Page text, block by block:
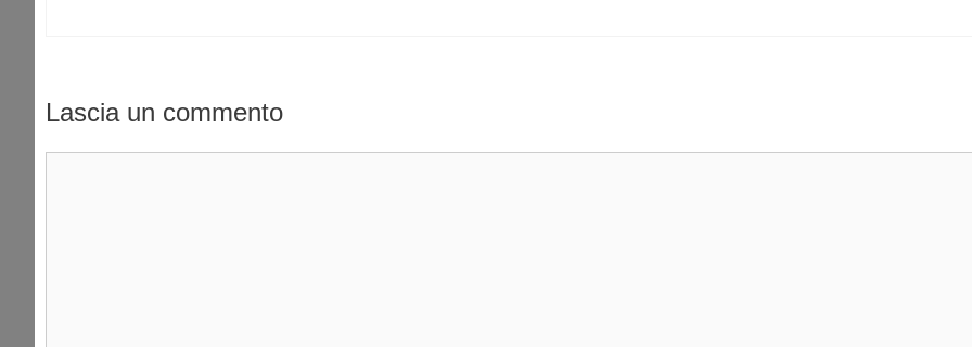
Lascia un commento